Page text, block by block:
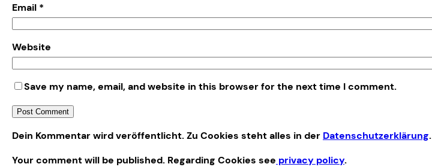
Email *
Website
Save my name, email, and website in this browser for the next time I comment.
Alternative:
Dein Kommentar wird veröffentlicht. Zu Cookies steht alles in der Datenschutzerklärung.
Your comment will be published. Regarding Cookies see privacy policy.